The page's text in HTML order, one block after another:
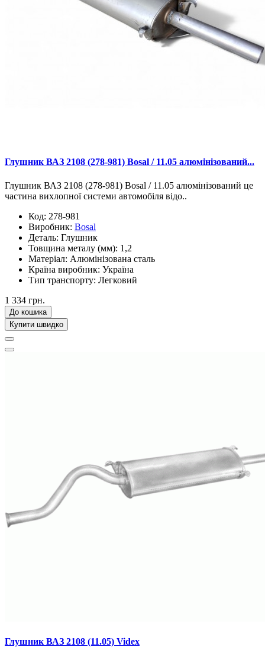
Глушник ВАЗ 2108 (278-981) Bosal / 11.05 алюмінізований...
Глушник ВАЗ 2108 (278-981) Bosal / 11.05 алюмінізований це
частина вихлопної системи автомобіля відо..
Код: 278-981
Виробник: Bosal
Деталь: Глушник
Товщина металу (мм): 1,2
Матеріал: Алюмінізована сталь
Країна виробник: Україна
Тип транспорту: Легковий
1 334 грн.
До кошика
Купити швидко
Глушник ВАЗ 2108 (11.05) Videx